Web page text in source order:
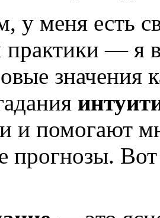
у меня есть
— я
помогают
Вот